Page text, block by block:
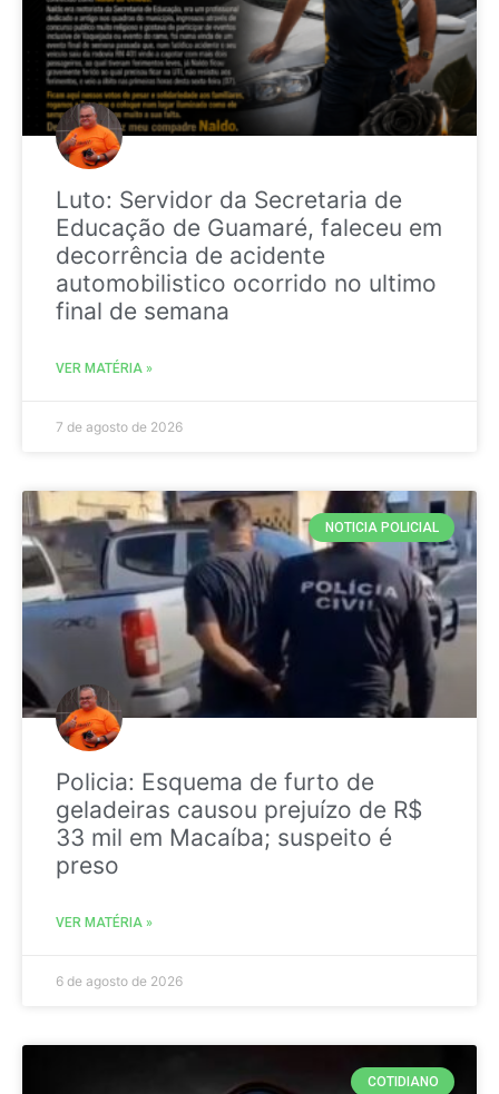
Luto: Servidor da Secretaria de
Educação de Guamaré, faleceu em
decorrência de acidente
automobilistico ocorrido no ultimo
final de semana
VER MATÉRIA »
7 de agosto de 2026
NOTICIA POLICIAL
Policia: Esquema de furto de
geladeiras causou prejuízo de R$
33 mil em Macaíba; suspeito é
preso
VER MATÉRIA »
6 de agosto de 2026
COTIDIANO